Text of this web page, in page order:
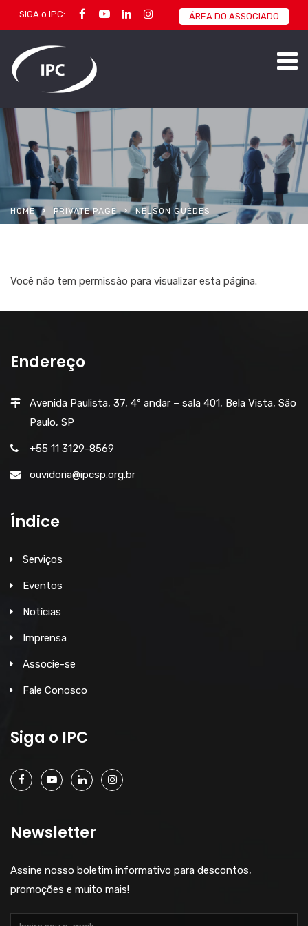
SIGA o IPC: ÁREA DO ASSOCIADO
HOME PRIVATE PAGE NELSON GUEDES
Você não tem permissão para visualizar esta página.
Endereço
Avenida Paulista, 37, 4º andar – sala 401, Bela Vista, São
Paulo, SP
+55 11 3129-8569
ouvidoria@ipcsp.org.br
Índice
Serviços
Eventos
Notícias
Imprensa
Associe-se
Fale Conosco
Siga o IPC
Newsletter
Assine nosso boletim informativo para descontos,
promoções e muito mais!